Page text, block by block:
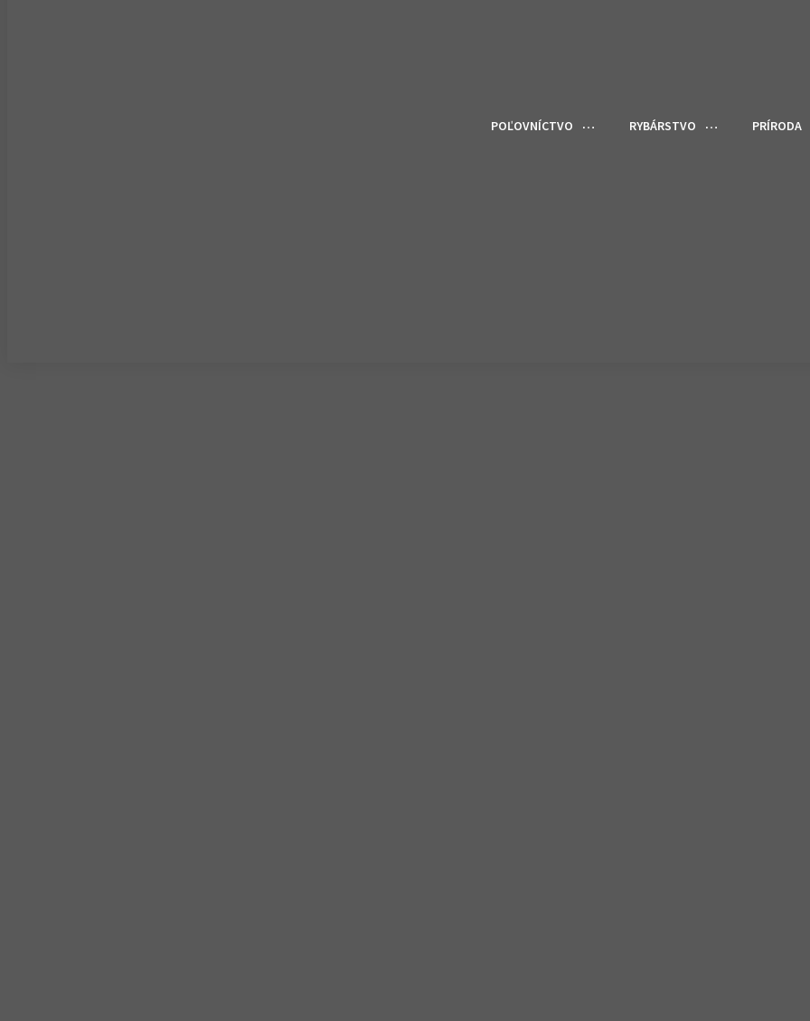
POĽOVNÍCTVO RYBÁRSTVO PRÍRODA